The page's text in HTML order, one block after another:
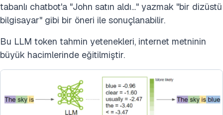
tabanlı chatbot'a "John satın aldı..." yazmak "bir dizüstü
bilgisayar" gibi bir öneri ile sonuçlanabilir.
Bu LLM token tahmin yetenekleri, internet metninin
büyük hacimlerinde eğitilmiştir.